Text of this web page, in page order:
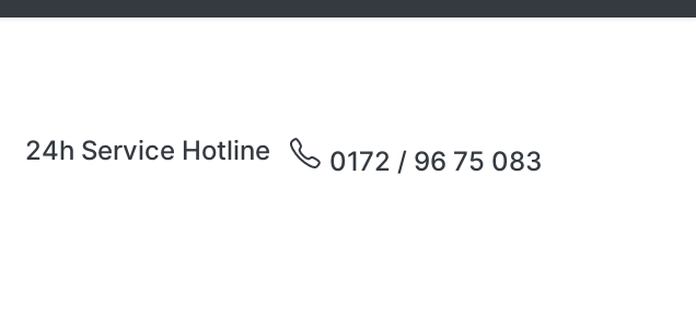
24h Service Hotline 0172 / 96 75 083